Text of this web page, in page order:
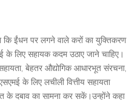
कि ईंधन पर लगने वाले करों का युक्तिकरण
के लिए सहायक कदम उठाए जाने चाहिए।
बेहतर औद्योगिक आधारभूत संरचना,
के लिए लचीली वित्तीय सहायता
के दबाव का सामना कर सकें।उन्होंने कहा